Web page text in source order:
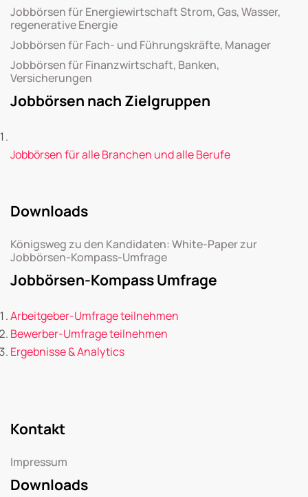
Jobbörsen für Energiewirtschaft Strom, Gas, Wasser,
regenerative Energie
Jobbörsen für Fach- und Führungskräfte, Manager
Jobbörsen für Finanzwirtschaft, Banken,
Versicherungen
Jobbörsen nach Zielgruppen
Jobbörsen für alle Branchen und alle Berufe
Downloads
Königsweg zu den Kandidaten: White-Paper zur
Jobbörsen-Kompass-Umfrage
Jobbörsen-Kompass Umfrage
Arbeitgeber-Umfrage teilnehmen
Bewerber-Umfrage teilnehmen
Ergebnisse & Analytics
Kontakt
Impressum
Downloads